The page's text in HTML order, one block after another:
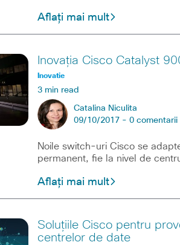
Aflați mai mult
Inovația Cisco Catalyst
Inovatie
3 min read
Catalina Niculita
09/10/2017 - 0 comentarii
Noile switch-uri Cisco se
permanent, fie la nivel de
Aflați mai mult
Soluțiile Cisco pentru
centrelor de date